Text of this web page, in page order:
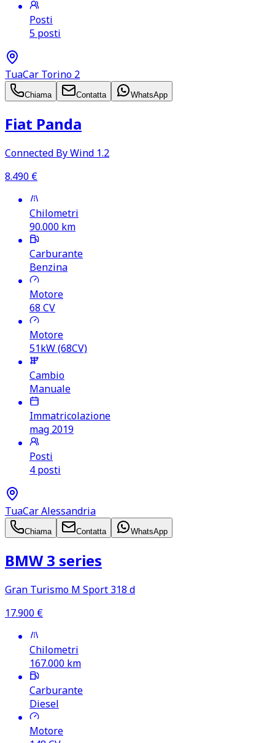
Posti
5 posti
TuaCar Torino 2
Chiama Contatta WhatsApp
Fiat Panda
Connected By Wind 1.2
8.490 €
Chilometri
90.000 km
Carburante
Benzina
Motore
68 CV
Motore
51kW (68CV)
Cambio
Manuale
Immatricolazione
mag 2019
Posti
4 posti
TuaCar Alessandria
Chiama Contatta WhatsApp
BMW 3 series
Gran Turismo M Sport 318 d
17.900 €
Chilometri
167.000 km
Carburante
Diesel
Motore